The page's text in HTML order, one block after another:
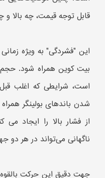
قابل توجه قیمت، چه بالا
این "فشردگی" به ویژه
بیت کوین همراه شود. حجم
است، شرایطی که اغلب
شدن باندهای بولینگر
از فشار بالا را ایجاد
ناگهانی می‌تواند در هر دو
جهت دقیق این حرکت